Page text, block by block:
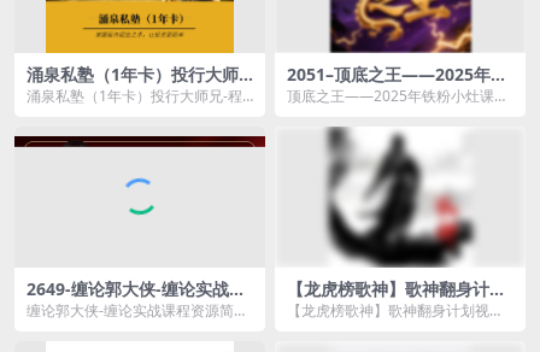
涌泉私塾（1年卡）投行大师
兄-程郡掌握股市掘金之术，让
涌泉私塾（1年卡）投行大师兄-程
单资源简介： &n...
2051–顶底之王——2025年铁
粉小灶课
顶底之王——2025年铁粉小灶课资
2649-缠论郭大侠-缠论实战课
程-1.6GB
缠论郭大侠-缠论实战课程资源简
【龙虎榜歌神】歌神翻身计划
视频教程+文档指标202406-2
【龙虎榜歌神】歌神翻身计划视频